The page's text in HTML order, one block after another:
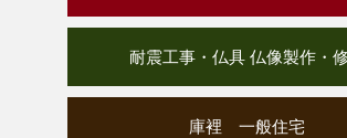
耐震工事・仏具 仏像製作・
庫裡 一般住宅